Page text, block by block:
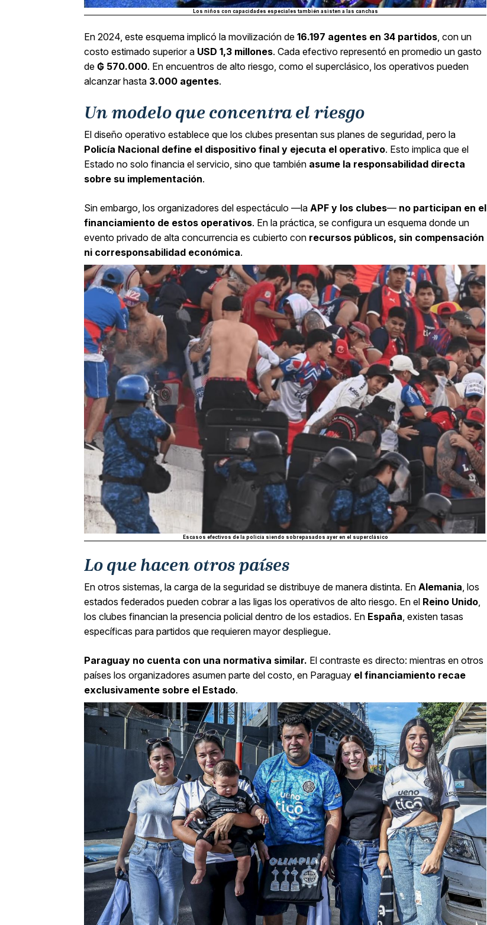
Los niños con capacidades especiales también asisten a las canchas
En 2024, este esquema implicó la movilización de 16.197 agentes en 34 partidos, con un
costo estimado superior a USD 1,3 millones. Cada efectivo representó en promedio un gasto
de ₲ 570.000. En encuentros de alto riesgo, como el superclásico, los operativos pueden
alcanzar hasta 3.000 agentes.
Un modelo que concentra el riesgo
El diseño operativo establece que los clubes presentan sus planes de seguridad, pero la
Policía Nacional define el dispositivo final y ejecuta el operativo. Esto implica que el
Estado no solo financia el servicio, sino que también asume la responsabilidad directa
sobre su implementación.
Sin embargo, los organizadores del espectáculo —la APF y los clubes— no participan en el
financiamiento de estos operativos. En la práctica, se configura un esquema donde un
evento privado de alta concurrencia es cubierto con recursos públicos, sin compensación
ni corresponsabilidad económica.
Escasos efectivos de la policía siendo sobrepasados ayer en el superclásico
Lo que hacen otros países
En otros sistemas, la carga de la seguridad se distribuye de manera distinta. En Alemania , los
estados federados pueden cobrar a las ligas los operativos de alto riesgo. En el Reino Unido
los clubes financian la presencia policial dentro de los estadios. En España , existen tasas
específicas para partidos que requieren mayor despliegue.
Paraguay no cuenta con una normativa similar. El contraste es directo: mientras en otros
países los organizadores asumen parte del costo, en Paraguay el financiamiento recae
exclusivamente sobre el Estado.